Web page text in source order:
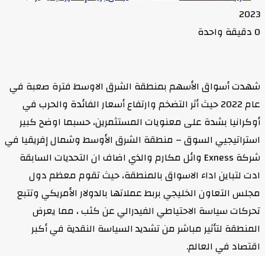
2023
0 دقيقة واحدة
شهدت أسواق الأسهم بمنطقة الشرق الاوسط فترة صعبة في
عام 2022 حيث أثر التضخم وارتفاع أسعار الفائدة والحرب في
أوكرانيا بشدة على معنويات المستثمرين، حسبما اوضح كبير
استراتيجيي السوق – منطقة الشرق الأوسط وشمال إفريقيا في
شركة Exness وائل مكارم والذي اضاف ان التحديات السابقة
ادت لتباين اداء الاسواق بالمنطقة، حيث تقوم معظم دول
مجلس التعاون الخليجي بربط عملاتها بالدولار الأمريكي وتتبع
تحركات سياسة الاحتياطي الفيدرالي عن كثب ، مما يعرض
المنطقة لتأثير مباشر من تشديد السياسة النقدية في أكبر
اقتصاد في العالم.